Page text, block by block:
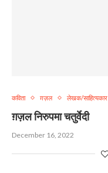
कविता ग़ज़ल लेखक/साहित्यकार
ग़ज़ल निरुपमा चतुर्वेदी
December 16, 2022